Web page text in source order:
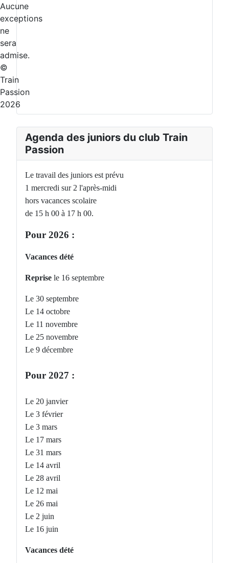
Agenda des juniors du club Train
Passion
Le travail des juniors est prévu
1 mercredi sur 2 l'après-midi
hors vacances scolaire
de 15 h 00 à 17 h 00.
Pour 2026 :
Vacances dété
Reprise le 16 septembre
Le 30 septembre
Le 14 octobre
Le 11 novembre
Le 25 novembre
Le 9 décembre
Pour 2027 :
Le 20 janvier
Le 3 février
Le 3 mars
Le 17 mars
Le 31 mars
Le 14 avril
Le 28 avril
Le 12 mai
Le 26 mai
Le 2 juin
Le 16 juin
Vacances dété
Aucune
exceptions
ne
sera
admise.
©
Train
Passion
2026